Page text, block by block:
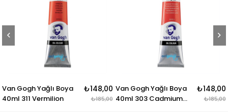
Van Gogh Yağlı Boya
40ml 311 Vermilion
₺148,00
₺185,00
Van Gogh Yağlı Boya
40ml 303 Cadmium
₺148,00
₺185,00